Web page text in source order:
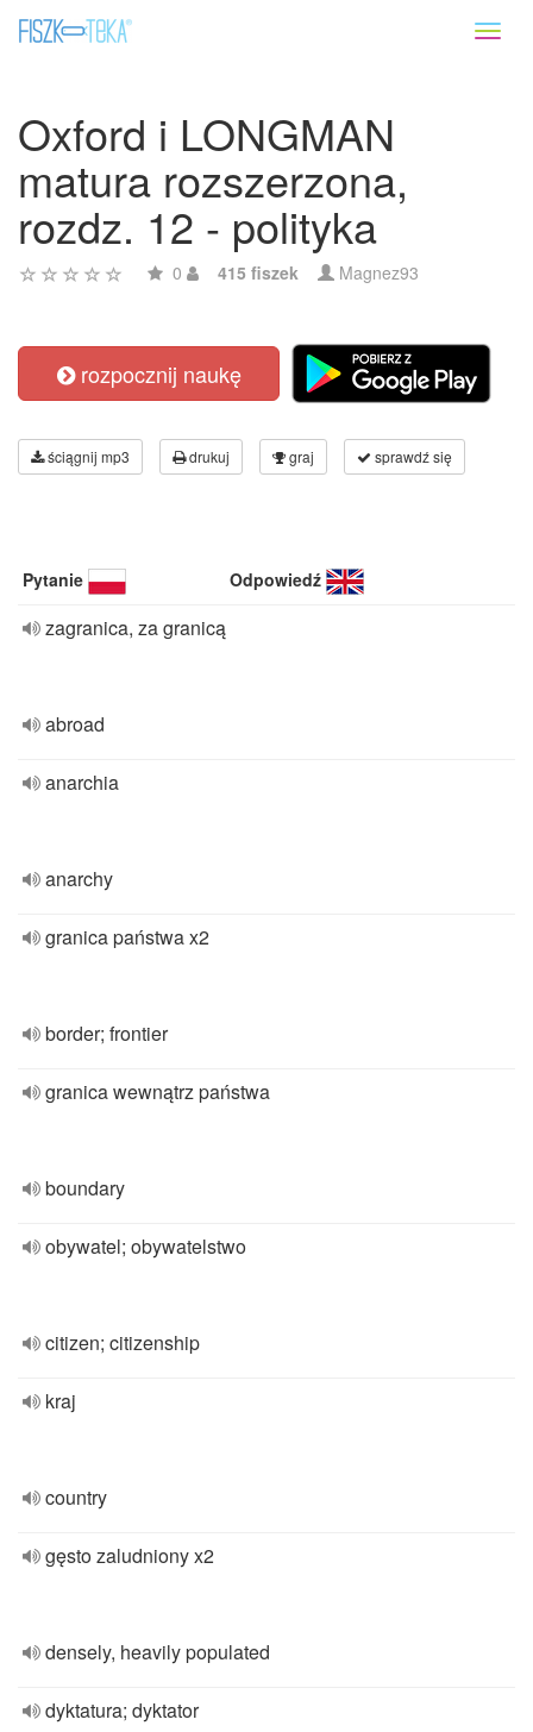
Oxford i LONGMAN
matura rozszerzona,
rozdz. 12 - polityka
0 415 fiszek Magnez93
rozpocznij naukę
ściągnij mp3 drukuj graj sprawdź się
Pytanie Odpowiedź
zagranica, za granicą
abroad
anarchia
anarchy
granica państwa x2
border; frontier
granica wewnątrz państwa
boundary
obywatel; obywatelstwo
citizen; citizenship
kraj
country
gęsto zaludniony x2
densely, heavily populated
dyktatura; dyktator